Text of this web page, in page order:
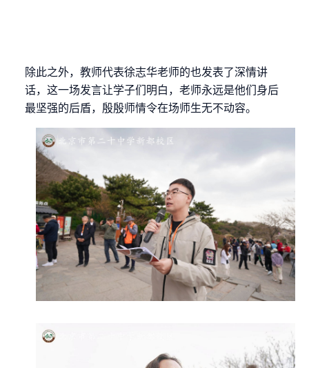
除此之外，教师代表徐志华老师的也发表了深情讲
话，这一场发言让学子们明白，老师永远是他们身后
最坚强的后盾，殷殷师情令在场师生无不动容。